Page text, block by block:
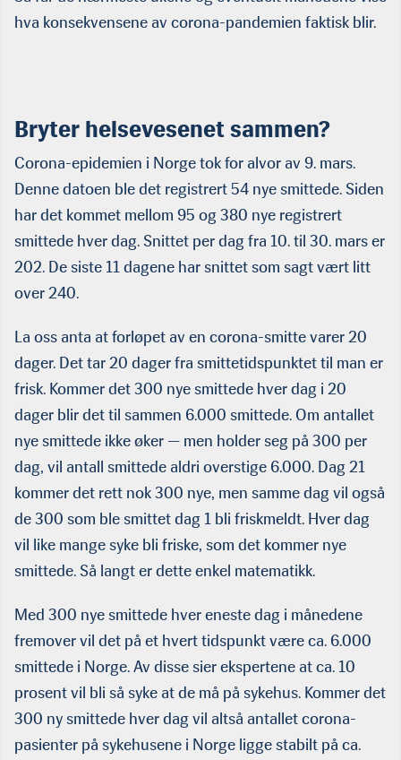
hva konsekvensene av corona-pandemien faktisk blir.
Bryter helsevesenet sammen?
Corona-epidemien i Norge tok for alvor av 9. mars.
Denne datoen ble det registrert 54 nye smittede. Siden
har det kommet mellom 95 og 380 nye registrert
smittede hver dag. Snittet per dag fra 10. til 30. mars er
202. De siste 11 dagene har snittet som sagt vært litt
over 240.
La oss anta at forløpet av en corona-smitte varer 20
dager. Det tar 20 dager fra smittetidspunktet til man er
frisk. Kommer det 300 nye smittede hver dag i 20
dager blir det til sammen 6.000 smittede. Om antallet
nye smittede ikke øker — men holder seg på 300 per
dag, vil antall smittede aldri overstige 6.000. Dag 21
kommer det rett nok 300 nye, men samme dag vil også
de 300 som ble smittet dag 1 bli friskmeldt. Hver dag
vil like mange syke bli friske, som det kommer nye
smittede. Så langt er dette enkel matematikk.
Med 300 nye smittede hver eneste dag i månedene
fremover vil det på et hvert tidspunkt være ca. 6.000
smittede i Norge. Av disse sier ekspertene at ca. 10
prosent vil bli så syke at de må på syke­hus. Kommer det
300 ny smittede hver dag vil altså antallet corona-
pasienter på sykehusene i Norge ligge stabilt på ca.